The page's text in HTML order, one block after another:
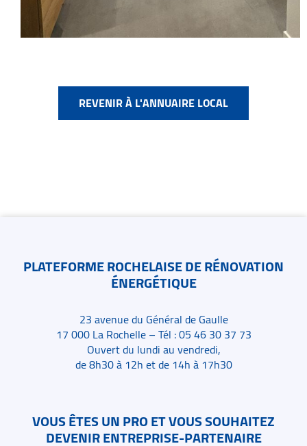
REVENIR À L'ANNUAIRE LOCAL
PLATEFORME ROCHELAISE DE RÉNOVATION
ÉNERGÉTIQUE
23 avenue du Général de Gaulle
17 000 La Rochelle – Tél : 05 46 30 37 73
Ouvert du lundi au vendredi,
de 8h30 à 12h et de 14h à 17h30
VOUS ÊTES UN PRO ET VOUS SOUHAITEZ
DEVENIR ENTREPRISE-PARTENAIRE